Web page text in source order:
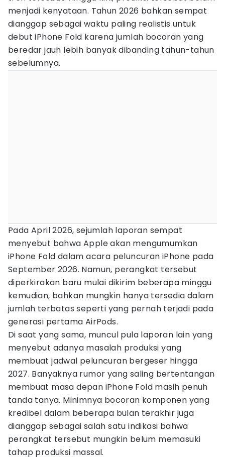
menjadi kenyataan. Tahun 2026 bahkan sempat
dianggap sebagai waktu paling realistis untuk
debut iPhone Fold karena jumlah bocoran yang
beredar jauh lebih banyak dibanding tahun-tahun
sebelumnya.
Pada April 2026, sejumlah laporan sempat
menyebut bahwa Apple akan mengumumkan
iPhone Fold dalam acara peluncuran iPhone pada
September 2026. Namun, perangkat tersebut
diperkirakan baru mulai dikirim beberapa minggu
kemudian, bahkan mungkin hanya tersedia dalam
jumlah terbatas seperti yang pernah terjadi pada
generasi pertama AirPods.
Di saat yang sama, muncul pula laporan lain yang
menyebut adanya masalah produksi yang
membuat jadwal peluncuran bergeser hingga
2027. Banyaknya rumor yang saling bertentangan
membuat masa depan iPhone Fold masih penuh
tanda tanya. Minimnya bocoran komponen yang
kredibel dalam beberapa bulan terakhir juga
dianggap sebagai salah satu indikasi bahwa
perangkat tersebut mungkin belum memasuki
tahap produksi massal.